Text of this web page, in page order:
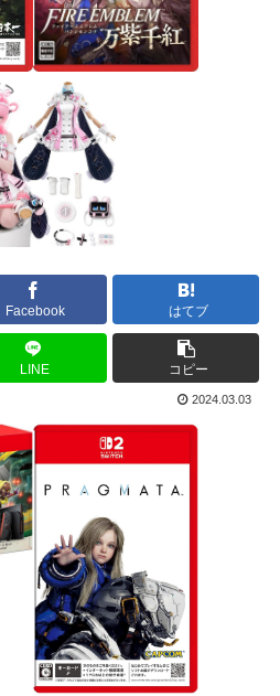
Facebook はてブ
LINE コピー
2024.03.03